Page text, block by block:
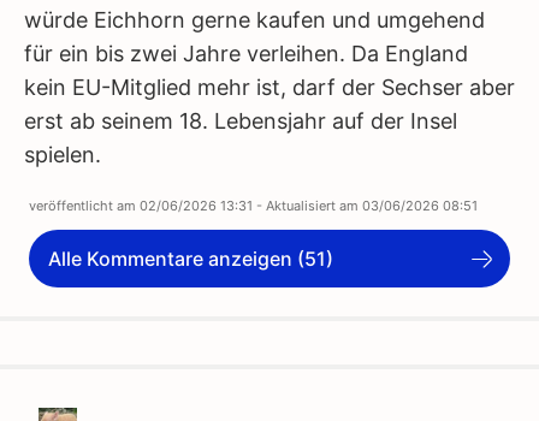
würde Eichhorn gerne kaufen und umgehend
für ein bis zwei Jahre verleihen. Da England
kein EU-Mitglied mehr ist, darf der Sechser aber
erst ab seinem 18. Lebensjahr auf der Insel
spielen.
veröffentlicht am 02/06/2026 13:31 - Aktualisiert am 03/06/2026 08:51
Alle Kommentare anzeigen (51)